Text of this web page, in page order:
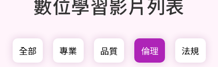
數位學習影片列表
全部 專業 品質 倫理 法規